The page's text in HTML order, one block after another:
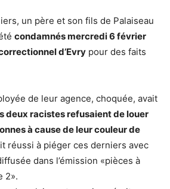
un père et son fils de Palaiseau
condamnés mercredi 6 février
d’Evry pour des faits
de leur agence, choquée, avait
deux racistes refusaient de louer
à cause de leur couleur de
réussi à piéger ces derniers avec
dans l’émission «pièces à
2».